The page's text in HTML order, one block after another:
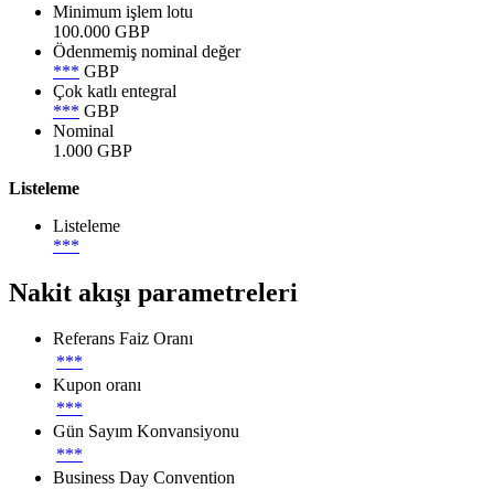
Minimum işlem lotu
100.000 GBP
Ödenmemiş nominal değer
*** GBP
Çok katlı entegral
*** GBP
Nominal
1.000 GBP
Listeleme
Listeleme
***
Nakit akışı parametreleri
Referans Faiz Oranı
***
Kupon oranı
***
Gün Sayım Konvansiyonu
***
Business Day Convention